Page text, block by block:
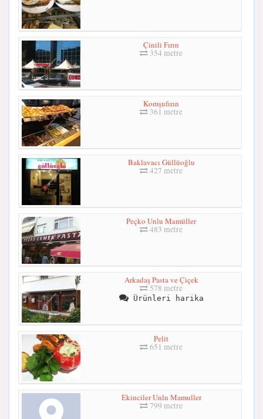
Çinili Fırın
354 metre
Komşufırın
361 metre
Baklavacı Güllüoğlu
427 metre
Peçko Unlu Mamüller
483 metre
Arkadaş Pasta ve Çiçek
578 metre
Ürünleri harika
Pelit
651 metre
Ekinciler Unlu Mamuller
799 metre